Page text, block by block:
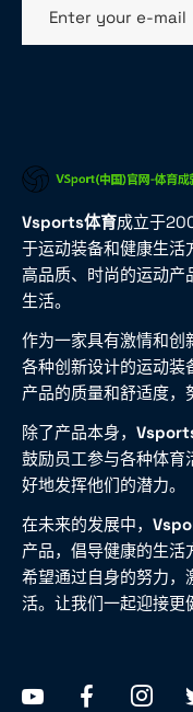
Enter your e-mail
Vsports体育成立于
于运动装备和健康生活
高品质、时尚的运动产
生活。
作为一家具有激情和创
各种创新设计的运动装
产品的质量和舒适度，
除了产品本身，
鼓励员工参与各种体育
好地发挥他们的潜力。
在未来的发展中，
产品，倡导健康的生活
希望通过自身的努力，
活。让我们一起迎接更